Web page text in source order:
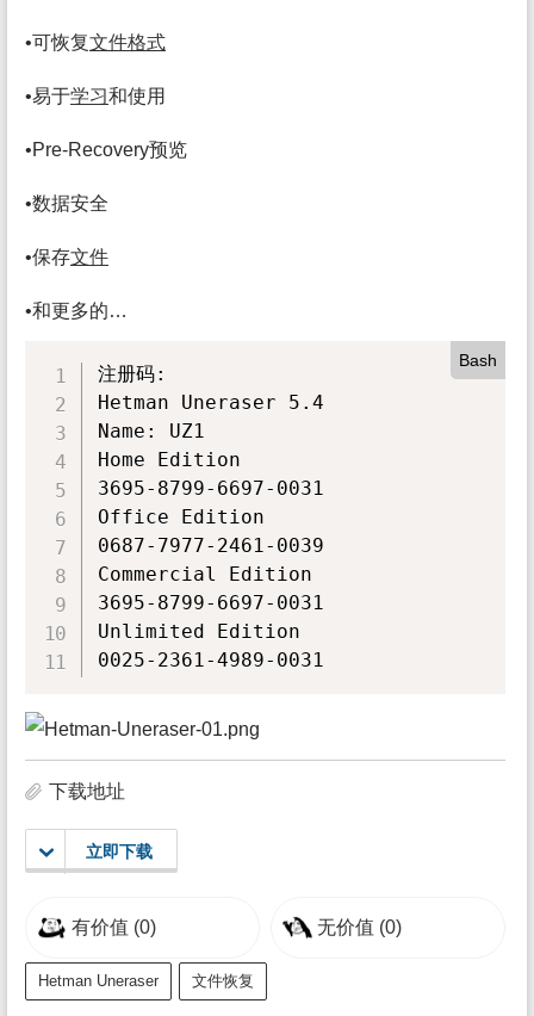
•可恢复文件格式
•易于学习和使用
•Pre-Recovery预览
•数据安全
•保存文件
•和更多的…
Bash
注册码:
Hetman Uneraser 5.4
Name: UZ1
Home Edition
3695-8799-6697-0031
Office Edition
0687-7977-2461-0039
Commercial Edition
3695-8799-6697-0031
Unlimited Edition
0025-2361-4989-0031
下载地址
立即下载
有价值 (0) 无价值 (0)
Hetman Uneraser 文件恢复